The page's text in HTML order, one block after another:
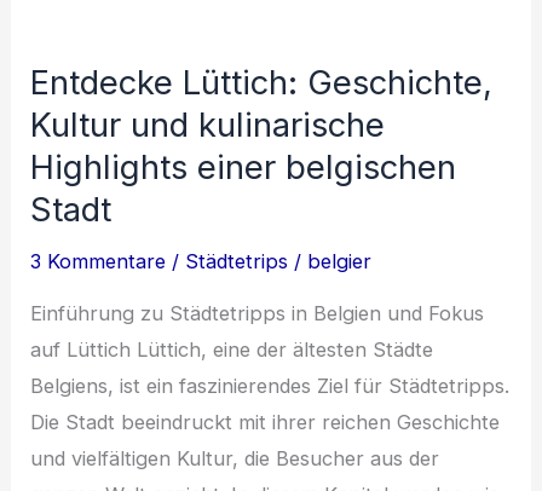
Schlössern
bis
Bed
Breakfasts
Entdecke Lüttich: Geschichte,
Kultur und kulinarische
Highlights einer belgischen
Stadt
3 Kommentare / Städtetrips / belgier
Einführung zu Städtetripps in Belgien und Fokus
auf Lüttich Lüttich, eine der ältesten Städte
Belgiens, ist ein faszinierendes Ziel für Städtetripps.
Die Stadt beeindruckt mit ihrer reichen Geschichte
und vielfältigen Kultur, die Besucher aus der